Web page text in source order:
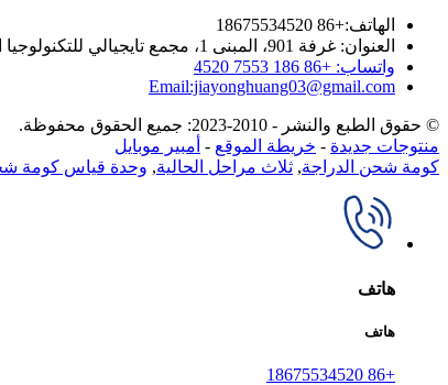
الهاتف:+86 18675534520
العنوان: غرفة 901، المبنى 1، مجمع تايجيالي للتكنولوجيا الصناعي، طريق تونغقوان، مجتمع تيانلياو، شارع يوتانغ، منطقة غوانغمينغ، شنتشن، الصين.
واتساب: +86 186 7553 4520
Email:jiayonghuang03@gmail.com
© حقوق الطبع والنشر - 2010-2023: جميع الحقوق محفوظة.
منتوجات جديدة - خريطة الموقع - أمبير موبايل
كومة شحن الدراجة, ثلاث مراحل الحالية, وحدة قياس كومة
هاتف
هاتف
+86 18675534520